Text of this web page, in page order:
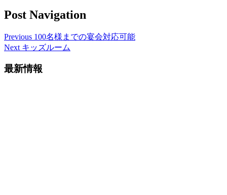
Post Navigation
Previous 100名様までの宴会対応可能
Next キッズルーム
最新情報